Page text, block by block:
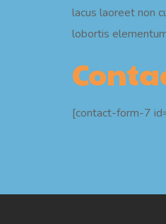
lacus laoreet non
lobortis
[contact-form-7